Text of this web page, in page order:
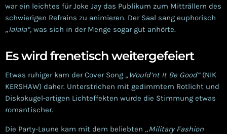
war ein leichtes für Joke Jay das Publikum zum Mitträllern des
schwierigen Refrains zu animieren. Der Saal sang euphorisch
„lalala“, was sich in der Menge sogar gut anhörte.
Es wird frenetisch weitergefeiert
Etwas ruhiger kam der Cover Song „Would’nt It Be Good“(NIK
KERSHAW) daher. Unterstrichen mit gedimmtem Rotlicht und
Diskokugel-artigen Lichteffekten wurde die Stimmung etwas
romantischer.
Die Party-Laune kam mit dem beliebten „Military Fashion